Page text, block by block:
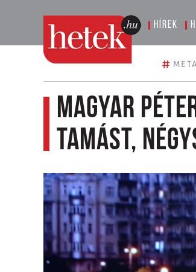
Hírek
# META
Magyar
Tamást,